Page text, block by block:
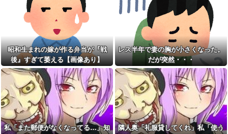
わせした託児ママに「食べてい
る間でいいから」と子供を押し
付けられた。本当に食べてる間
だけ見て、店に迷子として預け
激辛チャレンジの契約書にサ
インし、チャレンジしたらとん
でもない事態になった。救急車
運ばれ胃の洗浄や入院2日で10万
超えて...
養子だと知った10歳の息子か
ら「本当の親に会いたい」と相
談された。正直に答えたら夫婦
関係が急変して…
裁判中に間男の勤務先へ訴状
のコピーを送ったら、相手側が
名誉毀損だと猛反発。裁判官ま
堀大輔さん、誹謗中傷コメント
が1万件を越えて号泣してしまう
ｗｗｗｗｗ
閲覧注意！実在する事故物件
を監視するお仕事｜『日本事故
物件監視協会3 -Japan
Stigmatized Property-』【花京
院ちえり】[2026.08.08]
イラスト・漫画関係の仕事し
てるんだけど、「拾い物です
が」とか言ってTwitterで勝手に
自分の画像を出されるのに違和
感を覚える。。
しょっぱいラーメンの汁を残
したら隣のおっさんに「何故残
す！」と怒鳴られた……友人に
も「スープが本体だろあり得な
昭和生まれの嫁が作る弁当が『戦
後』すぎて萎える【画像あり】
レス半年で妻の胸が小さくなった。
だが突然・・・
私「また郵便がなくなってる…」知
隣人奥「礼服貸してくれ」私「使う